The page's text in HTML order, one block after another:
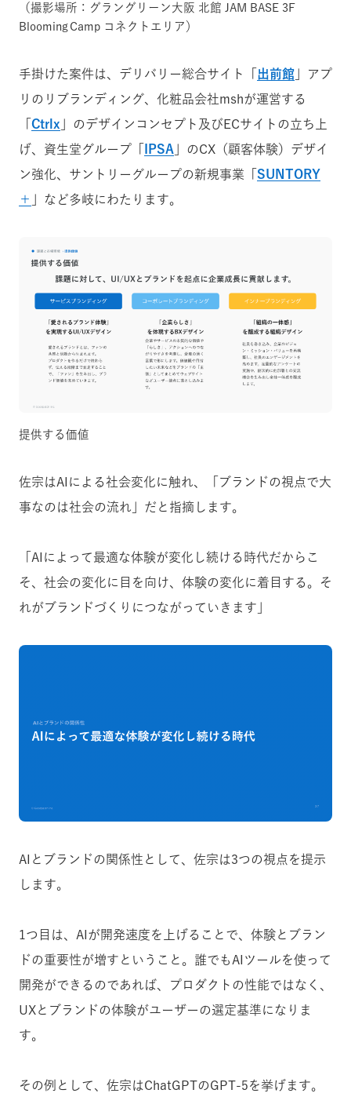
（撮影場所：グラングリーン大阪 北館 JAM BASE 3F
Blooming Camp コネクトエリア）
手掛けた案件は、デリバリー総合サイト「 出前館 」アプ
リのリブランディング、化粧品会社mshが運営する
Ctrlx 」のデザインコンセプト及びECサイトの立ち上
げ、資生堂グループ「
IPSA 」のCX（顧客体験）デザイ
ン強化、サントリーグループの新規事業「 SUNTORY
＋ 」など多岐にわたります。
提供する価値
佐宗はAIによる社会変化に触れ、「ブランドの視点で大
事なのは社会の流れ」だと指摘します。
「AIによって最適な体験が変化し続ける時代だからこ
そ、社会の変化に目を向け、体験の変化に着目する。そ
れがブランドづくりにつながっていきます」
AIとブランドの関係性として、佐宗は3つの視点を提示
します。
1つ目は、AIが開発速度を上げることで、体験とブラン
ドの重要性が増すということ。誰でもAIツールを使って
開発ができるのであれば、プロダクトの性能ではなく、
UXとブランドの体験がユーザーの選定基準になりま
す。
その例として、佐宗はChatGPTのGPT-5を挙げます。